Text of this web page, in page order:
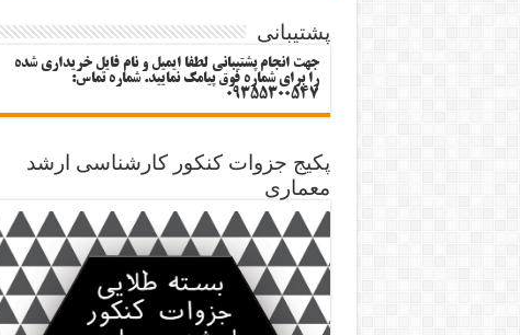
پشتیبانی
جهت انجام پشتیبانی لطفا ایمیل و نام فایل خریداری شده
را برای شماره فوق پیامک نمایید. شماره تماس:
09355300547
پکیج جزوات کنکور کارشناسی ارشد
معماری